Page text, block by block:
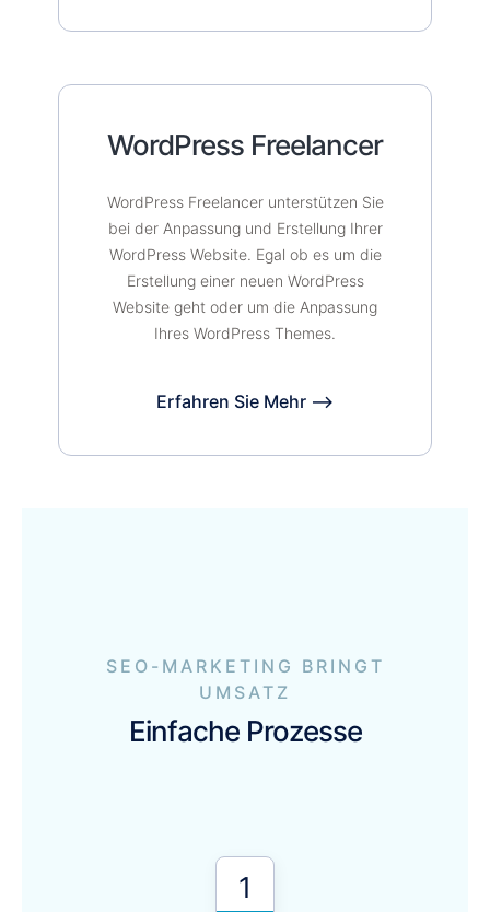
WordPress Freelancer
WordPress Freelancer unterstützen Sie
bei der Anpassung und Erstellung Ihrer
WordPress Website. Egal ob es um die
Erstellung einer neuen WordPress
Website geht oder um die Anpassung
Ihres WordPress Themes.
Erfahren Sie Mehr ⟶
SEO-MARKETING BRINGT
UMSATZ
Einfache Prozesse
1